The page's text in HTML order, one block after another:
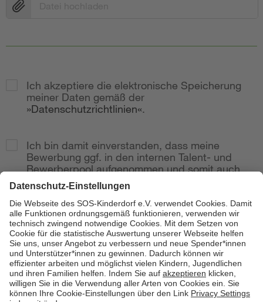
Ich akzeptiere die elektronische Speicherung
meiner Daten gemäß der
Datenschutzrichtlinien .
Ich bin damit einverstanden, dass meine
Bewerbung ggf. in den internen Talent- und
Bewerberpool aufgenommen und somit auch
bei weitere Stellenausschreibungen
berücksichtig wird.
Zur Anzeige
Senden